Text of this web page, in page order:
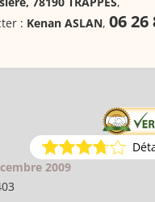
: Kenan ASLAN, 06 26
2009